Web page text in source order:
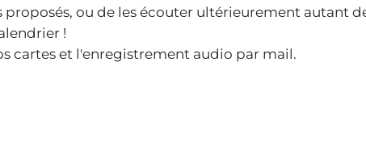
ou de les écouter ultérieurement autant
!
cartes et l'enregistrement audio par mail.